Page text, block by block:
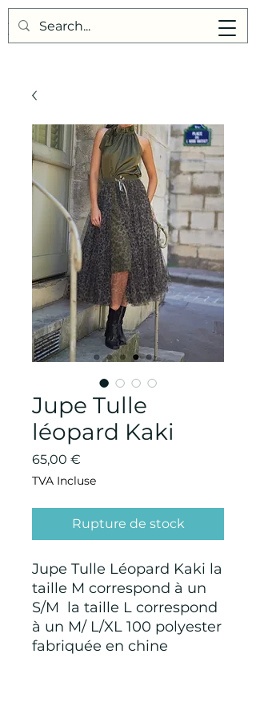
Points de Suture
Jupe Tulle
léopard Kaki
65,00 €
TVA Incluse
Rupture de stock
Jupe Tulle Léopard Kaki la
taille M correspond à un
S/M la taille L correspond
à un M/ L/XL 100 polyester
fabriquée en chine